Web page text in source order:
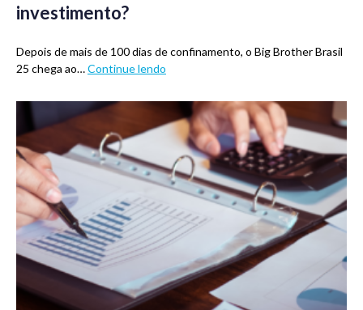
investimento?
Depois de mais de 100 dias de confinamento, o Big Brother Brasil
25 chega ao…Continue lendo